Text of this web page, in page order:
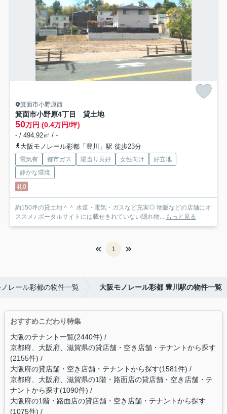
箕面市小野原西
箕面市小野原4丁目 貸土地
50万円 (0.4万円/坪)
- / 494.92㎡ / -
大阪モノレール彩都「豊川」駅 徒歩23分
電気有 都市ガス 陽当り良好 女性向け
好立地
静かな環境
礼0
約150坪の貸土地＾＾ 水道・電気・ガスなど充実◎ 物販などの店舗にオ
ススメ♪ ポータルサイトには載せきれていない隠れ物... もっと見る
1
レール彩都の物件一覧 大阪モノレール彩都 豊川駅の物件一覧
おすすめこだわり特集
大阪のテナント一覧(2440件)
京都府、大阪府、滋賀県の貸店舗・空き店舗・テナントから探す
(2155件)
大阪府の貸店舗・空き店舗・テナントから探す(1581件)
京都府、大阪府、滋賀県の1階・路面店の貸店舗・空き店舗・テ
ナントから探す(1090件)
大阪府の1階・路面店の貸店舗・空き店舗・テナントから探す
(1075件)